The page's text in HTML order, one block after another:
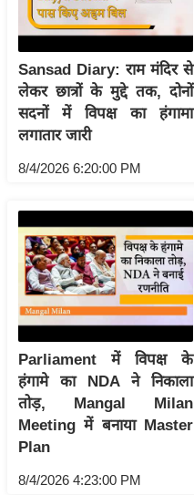
यि
क
मा
तृ
भू
मि
स्तं
ए
म
आ
र
.
आ
ई
.
चा
Sansad Diary: राम मंदिर से
लेकर छात्रों के मुद्दे तक, दोनों
सदनों में विपक्ष का हंगामा
लगातार जारी
8/4/2026 6:20:00 PM
Parliament में विपक्ष के
हंगामे का NDA ने निकाला
तोड़, Mangal Milan
Meeting में बनाया Master
Plan
8/4/2026 4:23:00 PM